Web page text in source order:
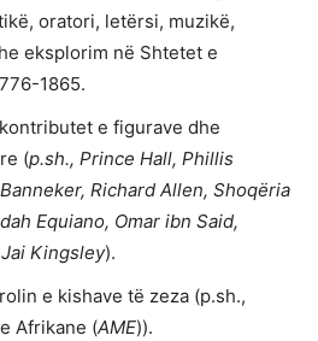
oratori, letërsi, muzikë,
eksplorim në Shtetet e
1865.
e figurave dhe
(p.sh., Prince Hall, Phillis
Richard Allen, Shoqëria
Equiano, Omar ibn Said,
​​Kingsley).
e kishave të zeza (p.sh.,
Afrikane (AME)).